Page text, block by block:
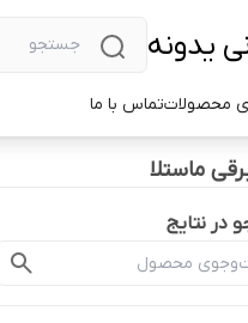
یدونه
محصولاتتماس با ما
ماستلا
در نتایج